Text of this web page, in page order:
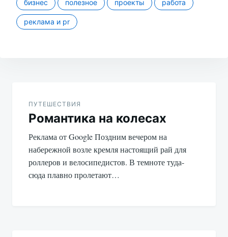
бизнес полезное проекты работа
реклама и pr
записям
ПУТЕШЕСТВИЯ
Романтика на колесах
Реклама от Google Поздним вечером на
набережной возле кремля настоящий рай для
роллеров и велосипедистов. В темноте туда-
сюда плавно пролетают…